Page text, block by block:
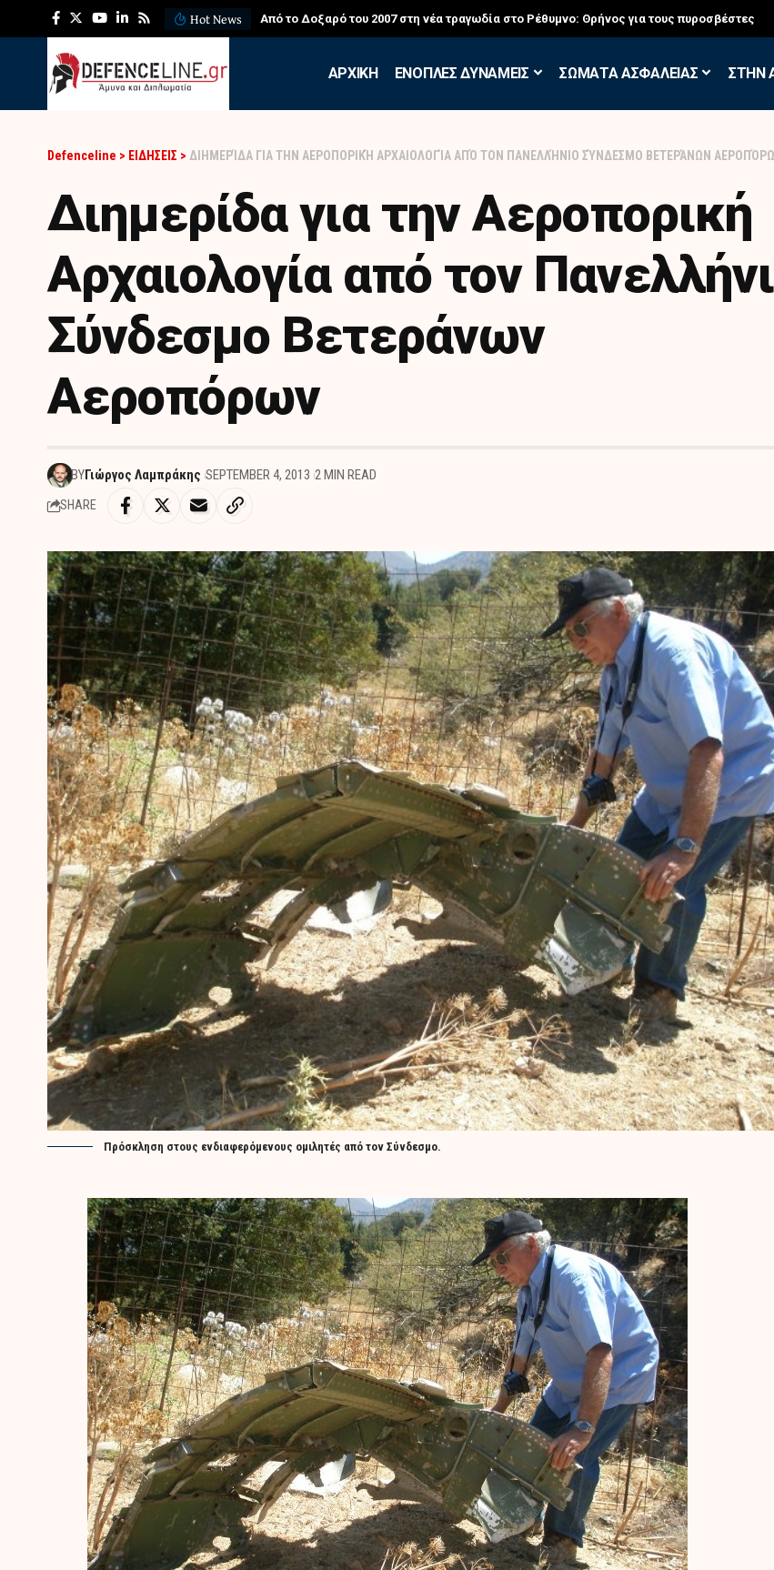
Hot News ΛΕΦΕΔ: Η εντυπωσιακή άσκηση των Εθελοντών Εφέδρων στον Έβρο
APXIKH ΕΝΟΠΛΕΣ ΔΥΝΑΜΕΙΣ ΣΩΜΑΤΑ ΑΣΦΑΛΕΙΑΣ ΣΤΗΝ
Defenceline > ΕΙΔΗΣΕΙΣ > ΔΙΗΜΕΡΊΔΑ ΓΙΑ ΤΗΝ ΑΕΡΟΠΟΡΙΚΉ ΑΡΧΑΙΟΛΟΓΊΑ ΑΠΌ ΤΟΝ ΠΑΝΕΛΛΉΝΙΟ ΣΎΝΔΕΣΜΟ ΒΕΤΕΡΆΝΩΝ
Διημερίδα για την Αεροπορική
Αρχαιολογία από τον
Σύνδεσμο Βετεράνων
Αεροπόρων
BYΓιώργος Λαμπράκης SEPTEMBER 4, 2013 2 MIN READ
SHARE
Πρόσκληση στους ενδιαφερόμενους ομιλητές από τον Σύνδεσμο.